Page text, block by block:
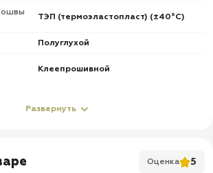
ТЭП (термоэластопласт) (±40°С)
Полуглухой
Клеепрошивной
Развернуть
Оценка 5